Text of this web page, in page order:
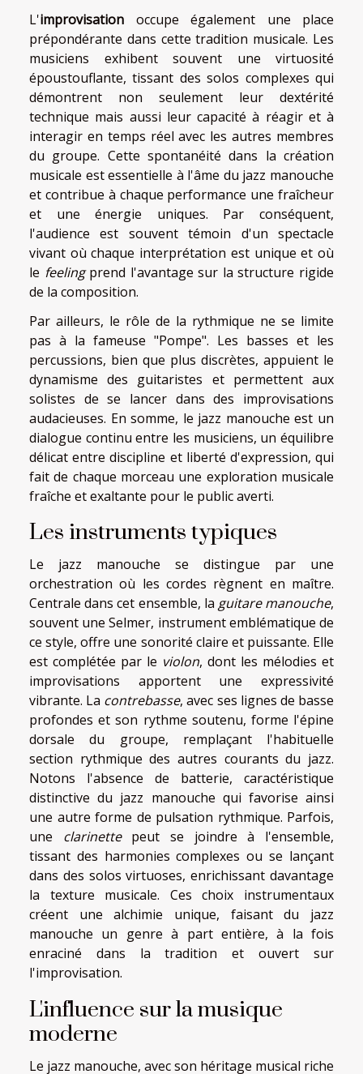
L'improvisation occupe également une place
prépondérante dans cette tradition musicale. Les
musiciens exhibent souvent une virtuosité
époustouflante, tissant des solos complexes qui
démontrent non seulement leur dextérité
technique mais aussi leur capacité à réagir et à
interagir en temps réel avec les autres membres
du groupe. Cette spontanéité dans la création
musicale est essentielle à l'âme du jazz manouche
et contribue à chaque performance une fraîcheur
et une énergie uniques. Par conséquent,
l'audience est souvent témoin d'un spectacle
vivant où chaque interprétation est unique et où
le feelingprend l'avantage sur la structure rigide
de la composition.
Par ailleurs, le rôle de la rythmique ne se limite
pas à la fameuse "Pompe". Les basses et les
percussions, bien que plus discrètes, appuient le
dynamisme des guitaristes et permettent aux
solistes de se lancer dans des improvisations
audacieuses. En somme, le jazz manouche est un
dialogue continu entre les musiciens, un équilibre
délicat entre discipline et liberté d'expression, qui
fait de chaque morceau une exploration musicale
fraîche et exaltante pour le public averti.
Les instruments typiques
Le jazz manouche se distingue par une
orchestration où les cordes règnent en maître.
Centrale dans cet ensemble, la guitare manouche,
souvent une Selmer, instrument emblématique de
ce style, offre une sonorité claire et puissante. Elle
est complétée par le violon, dont les mélodies et
improvisations apportent une expressivité
vibrante. La contrebasse, avec ses lignes de basse
profondes et son rythme soutenu, forme l'épine
dorsale du groupe, remplaçant l'habituelle
section rythmique des autres courants du jazz.
Notons l'absence de batterie, caractéristique
distinctive du jazz manouche qui favorise ainsi
une autre forme de pulsation rythmique. Parfois,
une clarinettepeut se joindre à l'ensemble,
tissant des harmonies complexes ou se lançant
dans des solos virtuoses, enrichissant davantage
la texture musicale. Ces choix instrumentaux
créent une alchimie unique, faisant du jazz
manouche un genre à part entière, à la fois
enraciné dans la tradition et ouvert sur
l'improvisation.
L'influence sur la musique
moderne
Le jazz manouche, avec son héritage musical riche